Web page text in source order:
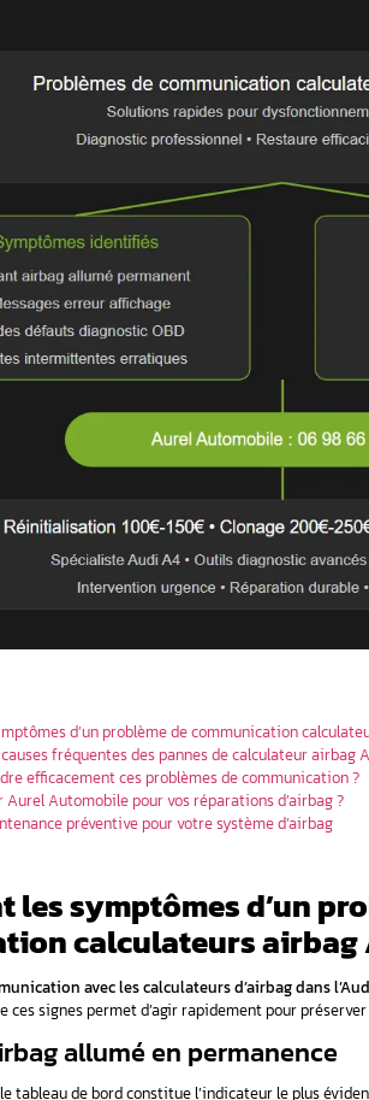
Points clés à retenir
communication
Le voyant d’airbag allumé indique
Un diagnostic OBD révèle les codes
La réparation peut inclure le
Aurel Automobile propose un